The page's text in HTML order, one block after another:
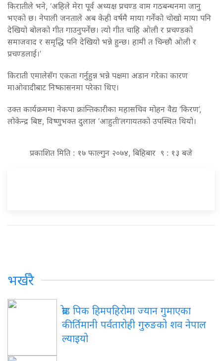
किरातीले भने, ‘अहिले मेरा पूर्व अध्यक्ष प्रचण्ड वाम गठबन्धनमा जानु
भएको छ। नेपाली जनताले अब केही वर्षमै माया गर्नेको चोखो माया पनि
देखियो बोलको गीत गाउनुपर्नेछ। त्यो गीत चाहि ओली र प्रचण्डको
समाजवाद र समृद्धि पनि देखियो भन्ने हुन्छ। हामी त चिन्छौ ओली र
प्रचण्डलाई।’
किराती एमालेसँग एकता गर्नुहुन्न भन्ने पक्षमा अडान गरेका कारण
माओवादीबाट निष्कासनमा परेका थिए।
उक्त कार्यक्रममा नेकपा क्रान्तिकारीका महासचिव मोहन वैद्य ‘किरण’,
लोकेन्द्र बिष्ट, विष्णुभक्त दुलाल ‘आहुती’लगायतको उपस्थित थियो।
प्रकाशित मिति : १७ फाल्गुन २०७४, बिहिबार ९ : १३ बजे
भर्खरै
ब्रोड पिक हिमपहिरोमा ज्यान गुमाएका
कीर्तिमानी पर्वतारोही गुरुङको शव नेपाल
ल्याइयो